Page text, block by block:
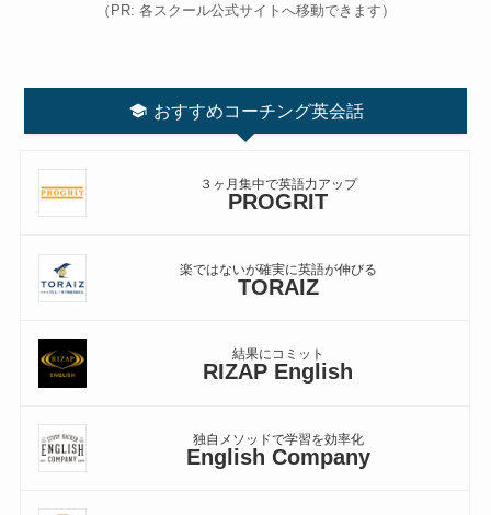
（PR: 各スクール公式サイトへ移動できます）
おすすめコーチング英会話
３ヶ月集中で英語力アップ
PROGRIT
楽ではないが確実に英語が伸びる
TORAIZ
結果にコミット
RIZAP English
独自メソッドで学習を効率化
English Company